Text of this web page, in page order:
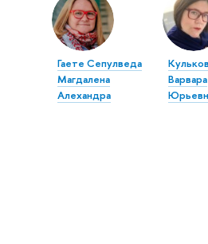
Гаете Сепулведа
Магдалена
Алехандра
Варвара